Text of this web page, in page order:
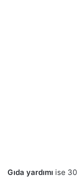
Gıda yardımı ise